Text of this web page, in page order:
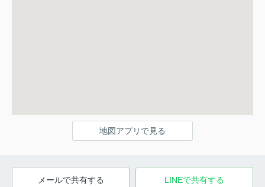
地図アプリで見る
メールで共有する LINEで共有する